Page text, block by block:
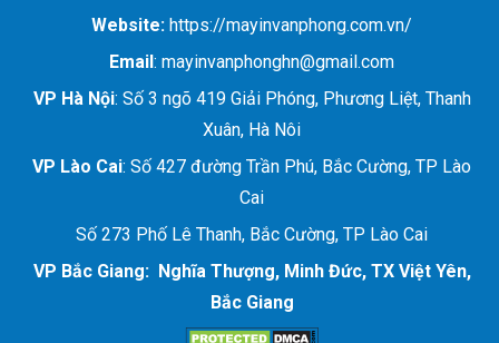
Website: https://mayinvanphong.com.vn/
Email: mayinvanphonghn@gmail.com
VP Hà Nội: Số 3 ngõ 419 Giải Phóng, Phương Liệt, Thanh
Xuân, Hà Nôi
VP Lào Cai: Số 427 đường Trần Phú, Bắc Cường, TP Lào
Cai
Số 273 Phố Lê Thanh, Bắc Cường, TP Lào Cai
VP Bắc Giang: Nghĩa Thượng, Minh Đức, TX Việt Yên,
Bắc Giang